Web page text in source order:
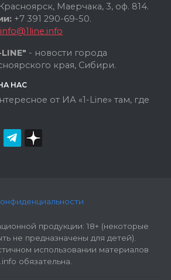
Маерчака, 3, оф. 814.
+7 391 290-69-50.
info@1line.info
- новости города
края, Сибири.
НАС
от ИА «1-Line» там, где
продукции: 18+ (некоторые
не предназначены для детей).
использовании материалов
обязательна.